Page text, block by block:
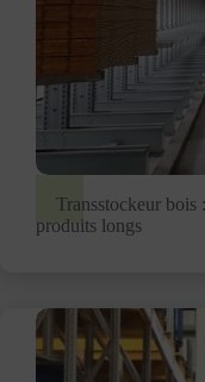
Transstockeur bois
produits longs